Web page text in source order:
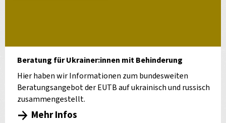
Beratung für Ukrainer:innen mit Behinderung
Hier haben wir Informationen zum bundesweiten
Beratungsangebot der EUTB auf ukrainisch und russisch
zusammengestellt.
Mehr Infos